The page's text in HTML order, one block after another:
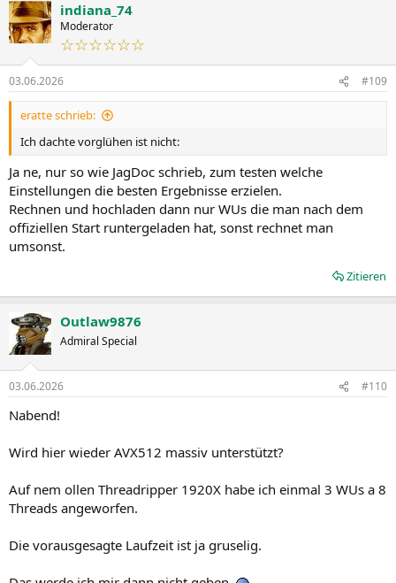
indiana_74
Moderator
☆☆☆☆☆☆
03.06.2026 #109
eratte schrieb:
Ich dachte vorglühen ist nicht:
Ja ne, nur so wie JagDoc schrieb, zum testen welche
Einstellungen die besten Ergebnisse erzielen.
Rechnen und hochladen dann nur WUs die man nach dem
offiziellen Start runtergeladen hat, sonst rechnet man
umsonst.
Zitieren
Outlaw9876
Admiral Special
03.06.2026 #110
Nabend!
Wird hier wieder AVX512 massiv unterstützt?
Auf nem ollen Threadripper 1920X habe ich einmal 3 WUs a 8
Threads angeworfen.
Die vorausgesagte Laufzeit ist ja gruselig.